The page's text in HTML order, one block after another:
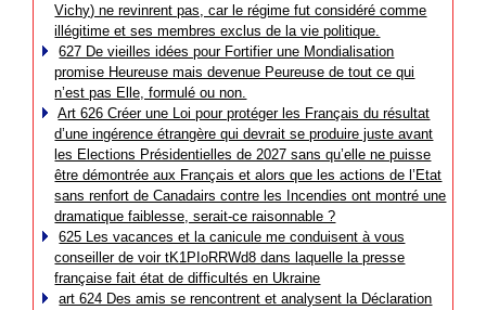
Vichy) ne revinrent pas, car le régime fut considéré comme
illégitime et ses membres exclus de la vie politique.
627 De vieilles idées pour Fortifier une Mondialisation
promise Heureuse mais devenue Peureuse de tout ce qui
n’est pas Elle, formulé ou non.
Art 626 Créer une Loi pour protéger les Français du résultat
d’une ingérence étrangère qui devrait se produire juste avant
les Elections Présidentielles de 2027 sans qu’elle ne puisse
être démontrée aux Français et alors que les actions de l’Etat
sans renfort de Canadairs contre les Incendies ont montré une
dramatique faiblesse, serait-ce raisonnable ?
625 Les vacances et la canicule me conduisent à vous
conseiller de voir tK1PIoRRWd8 dans laquelle la presse
française fait état de difficultés en Ukraine
art 624 Des amis se rencontrent et analysent la Déclaration